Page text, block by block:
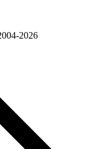
2026